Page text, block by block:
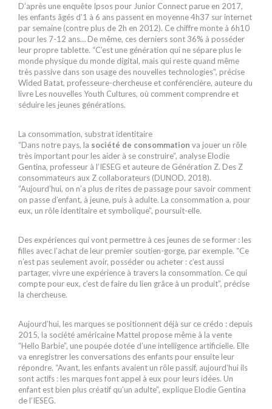
D’après une enquête Ipsos pour Junior Connect parue en 2017,
les enfants âgés d’1 à 6 ans passent en moyenne 4h37 sur internet
par semaine (contre plus de 2h en 2012). Ce chiffre monte à 6h10
pour les 7-12 ans… De même, ces derniers sont 36% à posséder
leur propre tablette. “C’est une génération qui ne sépare plus le
monde physique du monde digital, mais qui reste quand même
très passive dans son usage des nouvelles technologies”, précise
Wided Batat, professeure-chercheuse et conférencière, auteure du
livre Les nouvelles Youth Cultures, où comment comprendre et
séduire les jeunes générations.
La consommation, substrat identitaire
“Dans notre pays, la société de consommation va jouer un rôle
très important pour les aider à se construire”, analyse Elodie
Gentina, professeur à l’IESEG et auteure de Génération Z. Des Z
consommateurs aux Z collaborateurs (DUNOD, 2018).
“Aujourd’hui, on n’a plus de rites de passage pour savoir comment
on passe d’enfant, à jeune, puis à adulte. La consommation a, pour
eux, un rôle identitaire et symbolique”, poursuit-elle.
Des expériences qui vont permettre à ces jeunes de se former : les
filles avec l’achat de leur premier soutien-gorge, par exemple. “Ce
n’est pas seulement avoir, posséder ou acheter : c’est aussi
partager, vivre une expérience à travers la consommation. Ce qui
compte pour eux, c’est de faire du lien grâce à un produit”, précise
la chercheuse.
Aujourd’hui, les marques se positionnent déjà sur ce crédo : depuis
2015, la société américaine Mattel propose même à la vente
“Hello Barbie”, une poupée dotée d’une intelligence artificielle. Elle
va enregistrer les conversations des enfants pour ensuite leur
répondre. “Avant, les enfants avaient un rôle passif, aujourd’hui ils
sont actifs : les marques font appel à eux pour leurs idées. Un
enfant est bien plus créatif qu’un adulte”, explique Elodie Gentina
de l’IESEG.